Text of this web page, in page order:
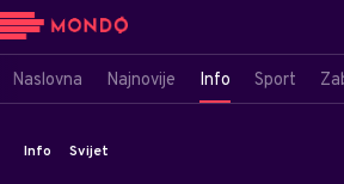
Naslovna Najnovije Info Sport
Info Svijet